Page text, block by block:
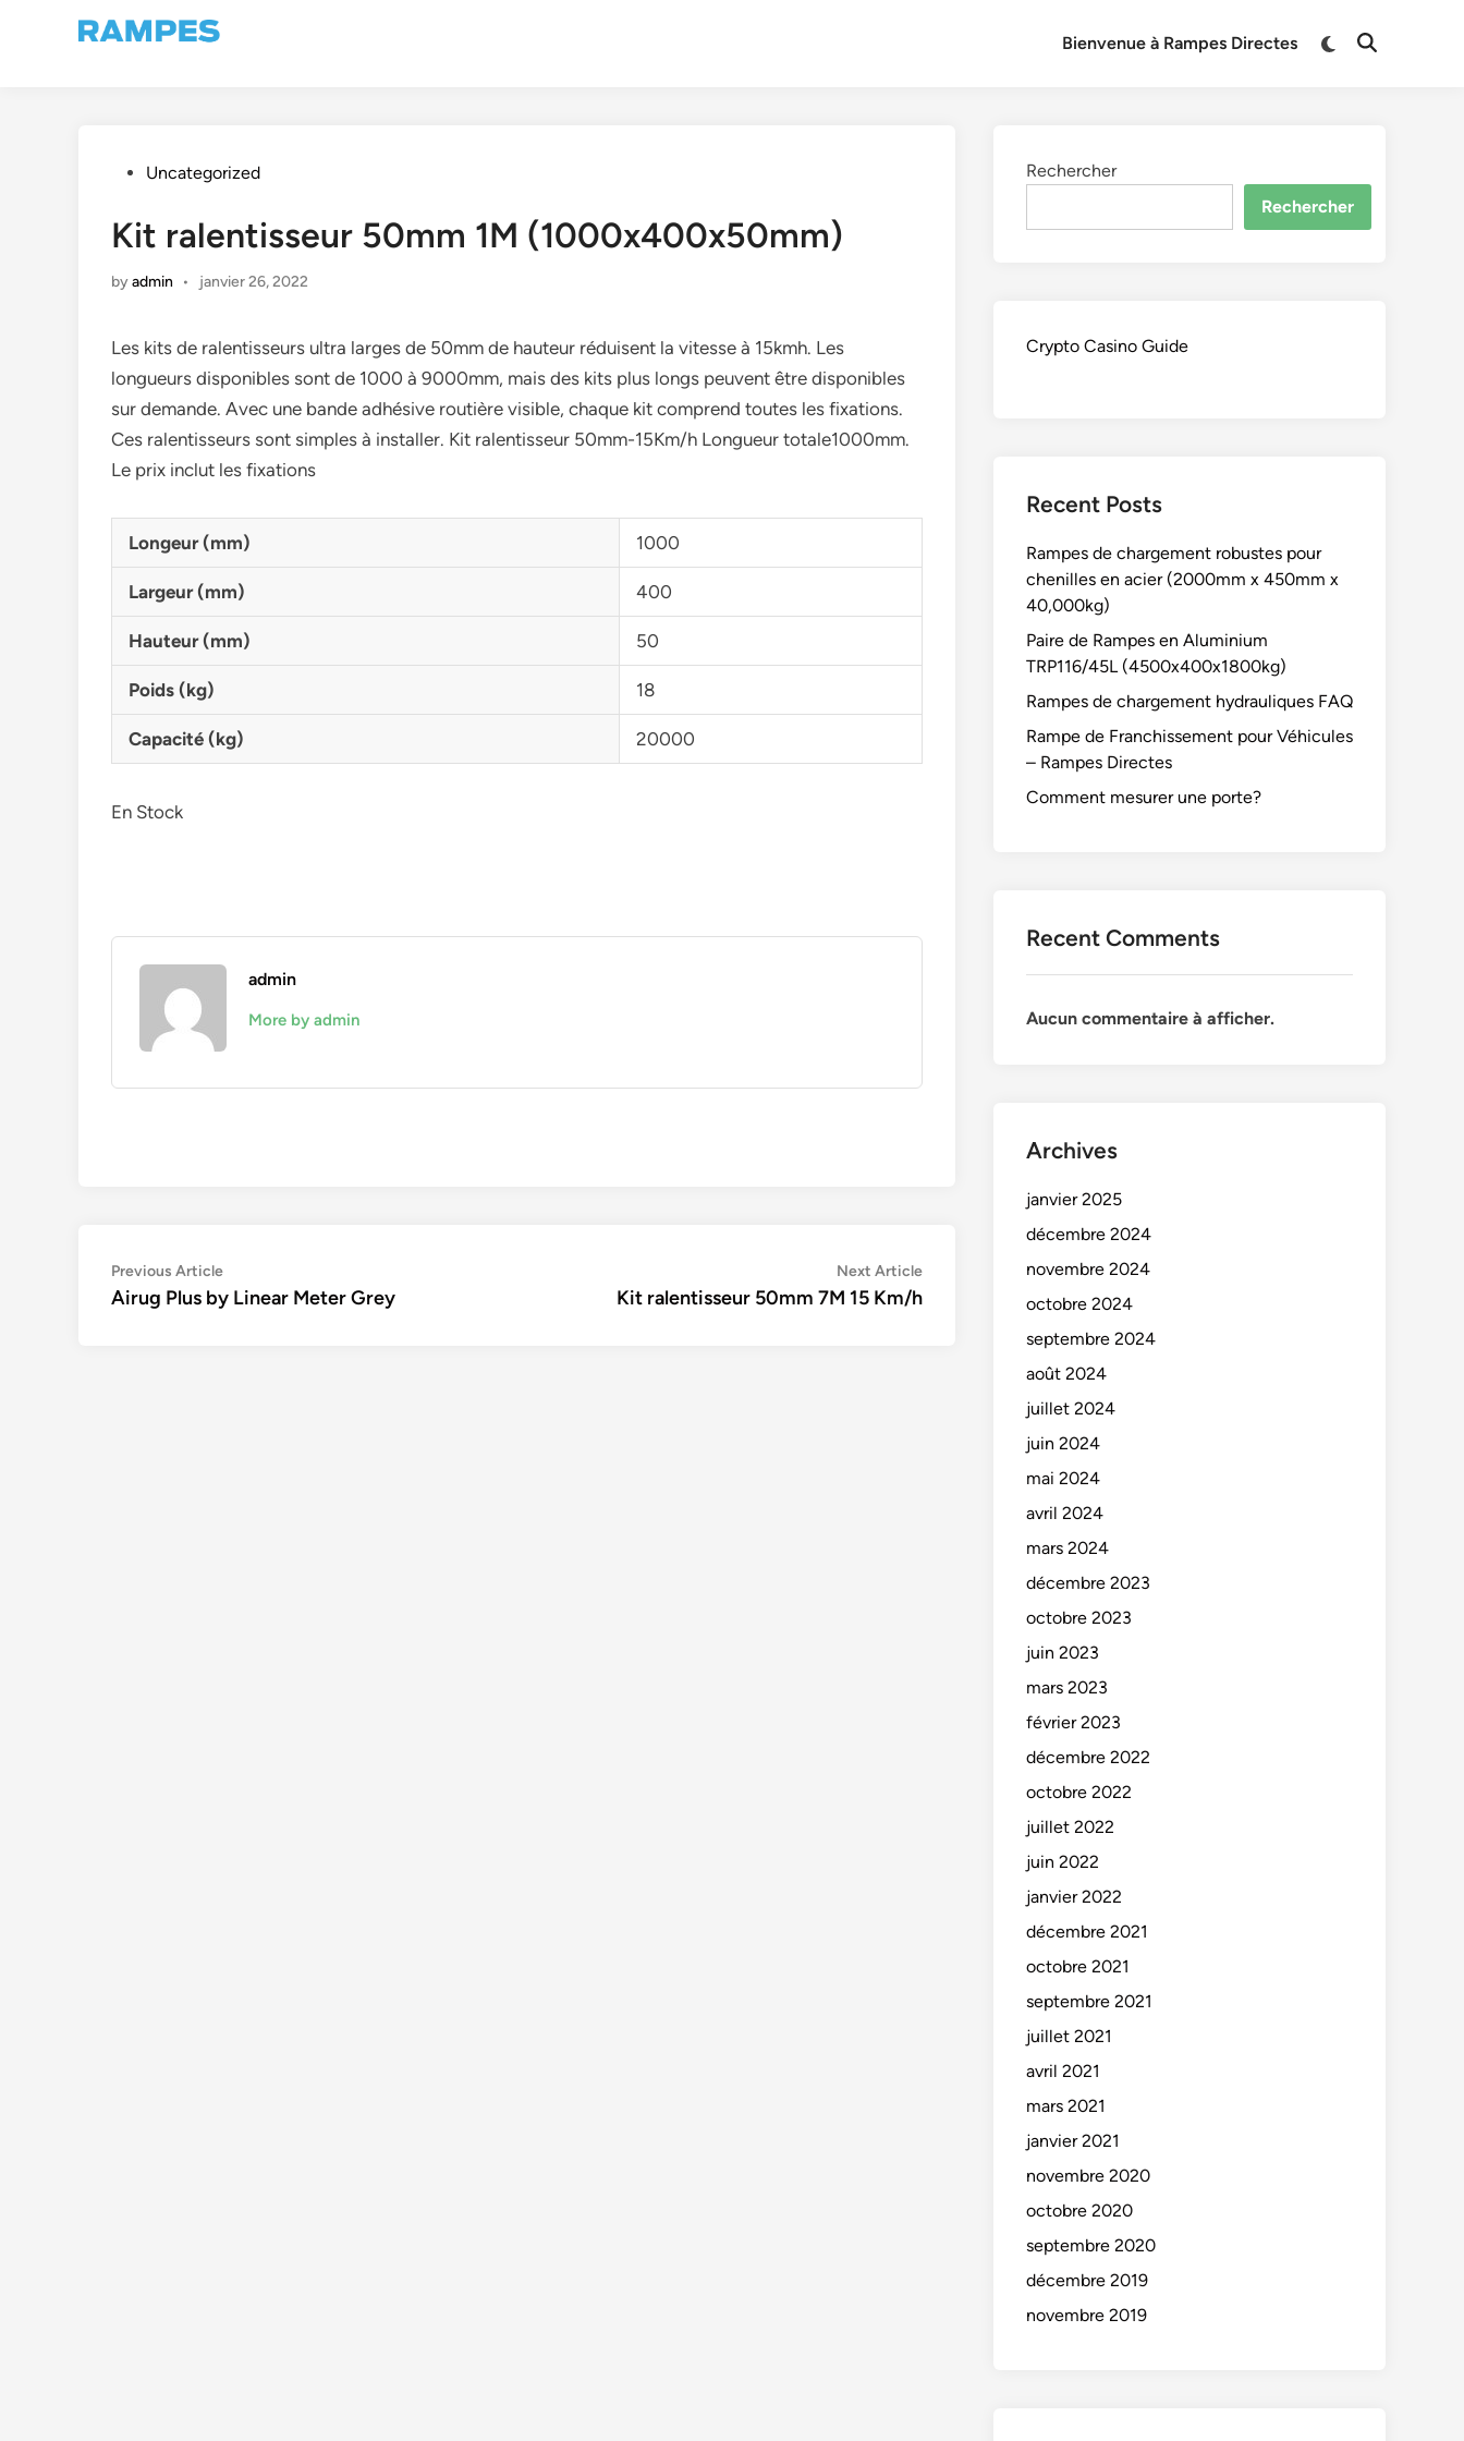
Bienvenue à Rampes Directes
Switch
Open
PostedUncategorized
Kit ralentisseur 50mm 1M (1000x400x50mm)
byadmin • janvier 26, 2022
Les kits de ralentisseurs ultra larges de 50mm de hauteur réduisent la vitesse à 15kmh. Les
longueurs disponibles sont de 1000 à 9000mm, mais des kits plus longs peuvent être disponibles
sur demande. Avec une bande adhésive routière visible, chaque kit comprend toutes les fixations.
Ces ralentisseurs sont simples à installer. Kit ralentisseur 50mm-15Km/h Longueur totale1000mm.
Le prix inclut les fixations
Longeur (mm) 1000
Largeur (mm) 400
Hauteur (mm) 50
Poids (kg) 18
Capacité (kg) 20000
En Stock
admin
More by admin
Navigation
de
Previous ArticlePrevious
article:
Airug Plus by Linear Meter Grey
Next ArticleNext
article:
Kit ralentisseur 50mm 7M 15 Km/h
Rechercher
Rechercher
Crypto Casino Guide
Recent Posts
Rampes de chargement robustes pour
chenilles en acier (2000mm x 450mm x
40,000kg)
Paire de Rampes en Aluminium
TRP116/45L (4500x400x1800kg)
Rampes de chargement hydrauliques FAQ
Rampe de Franchissement pour Véhicules
– Rampes Directes
Comment mesurer une porte?
Recent Comments
Aucun commentaire à afficher.
Archives
janvier 2025
décembre 2024
novembre 2024
octobre 2024
septembre 2024
août 2024
juillet 2024
juin 2024
mai 2024
avril 2024
mars 2024
décembre 2023
octobre 2023
juin 2023
mars 2023
février 2023
décembre 2022
octobre 2022
juillet 2022
juin 2022
janvier 2022
décembre 2021
octobre 2021
septembre 2021
juillet 2021
avril 2021
mars 2021
janvier 2021
novembre 2020
octobre 2020
septembre 2020
décembre 2019
novembre 2019